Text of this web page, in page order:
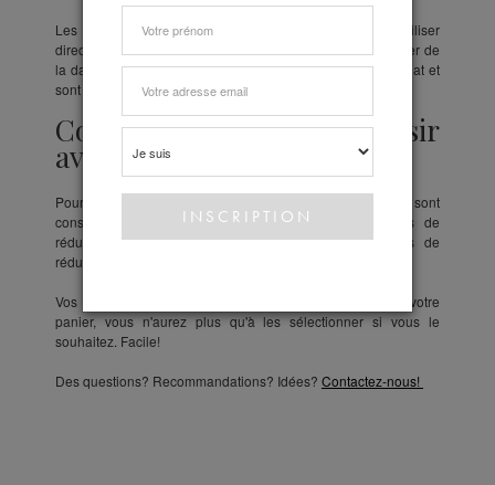
Les bons sont cumulables, libre à vous de les utiliser
directement ou de les accumuler, pendant 3 mois à compter de
la date de votre commande. Il n'y a pas de minimum d'achat et
sont valables sur tout l'assortiment.
Comment me faire plaisir
avec un bon?
Pour vous faciliter la tâche, tous vos bons de réduction sont
conservés dans votre compte client, sous "Mes bons de
réduction". Une liste détaillée vous rappelle les bons de
réduction qui sont à votre disposition ainsi que leur validité.
Vos bons disponibles s'afficheront directement dans votre
panier, vous n'aurez plus qu'à les sélectionner si vous le
souhaitez. Facile!
Des questions? Recommandations? Idées? Contactez-nous!